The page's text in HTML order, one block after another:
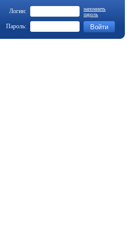
Логин:
напомнить
пароль
Пароль: